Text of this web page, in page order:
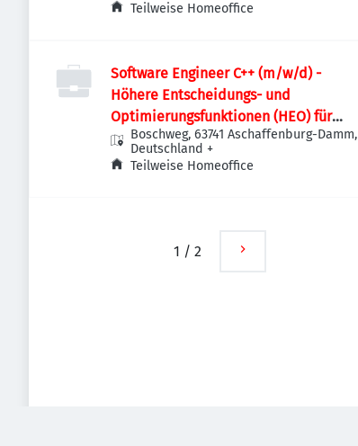
Teilweise Homeoffice
Software Engineer C++ (m/w/d) -
Höhere Entscheidungs- und
Optimierungsfunktionen (HEO) für
Stromnetze
Boschweg, 63741 Aschaffenburg-Damm,
Deutschland +
Teilweise Homeoffice
1 / 2